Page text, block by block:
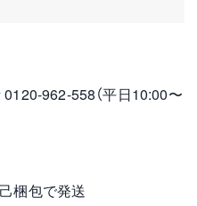
962-558（平日10:00〜
梱包で発送